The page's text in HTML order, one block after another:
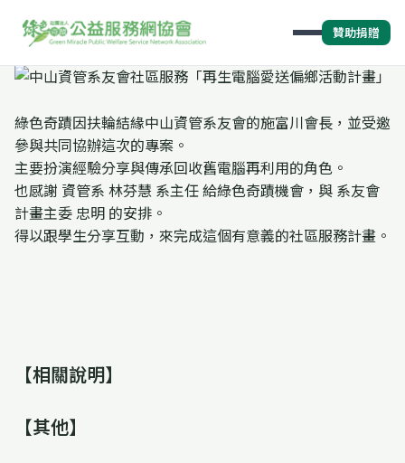
贊助捐贈
綠色奇蹟因扶輪結緣中山資管系友會的施富川會長，並受邀
參與共同協辦這次的專案。
主要扮演經驗分享與傳承回收舊電腦再利用的角色。
也感謝 資管系 林芬慧 系主任 給綠色奇蹟機會，與 系友會
計畫主委 忠明 的安排。
得以跟學生分享互動，來完成這個有意義的社區服務計畫。
【相關說明】
【其他】